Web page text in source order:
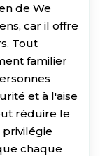
de We
car il offre
Tout
familier
et à l'aise
réduire le
chaque